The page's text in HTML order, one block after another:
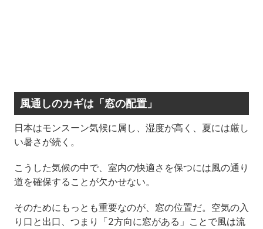
風通しのカギは「窓の配置」
日本はモンスーン気候に属し、湿度が高く、夏には厳し
い暑さが続く。
こうした気候の中で、室内の快適さを保つには風の通り
道を確保することが欠かせない。
そのためにもっとも重要なのが、窓の位置だ。空気の入
り口と出口、つまり「2方向に窓がある」ことで風は流